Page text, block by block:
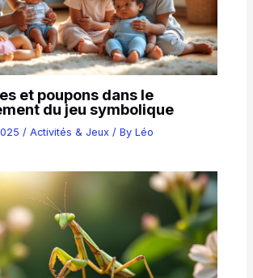
et poupons dans le
du jeu symbolique
/Activités & Jeux / ByLéo